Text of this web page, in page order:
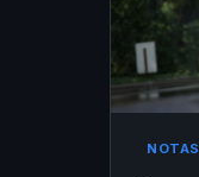
NOTAS